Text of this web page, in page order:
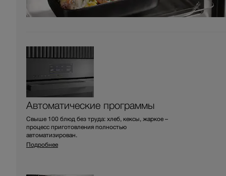
Автоматические программы
Свыше 100 блюд без труда: хлеб, кексы, жаркое –
процесс приготовления полностью
автоматизирован.
Подробнее